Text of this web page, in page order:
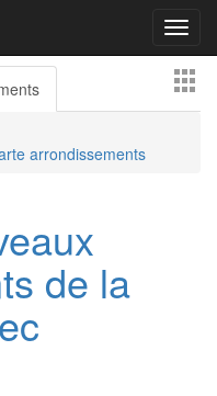
arrondissements
de la